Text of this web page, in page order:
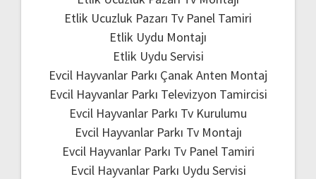
Etlik Ucuzluk Pazarı Tv Panel Tamiri
Etlik Uydu Montajı
Etlik Uydu Servisi
Evcil Hayvanlar Parkı Çanak Anten Montaj
Evcil Hayvanlar Parkı Televizyon Tamircisi
Evcil Hayvanlar Parkı Tv Kurulumu
Evcil Hayvanlar Parkı Tv Montajı
Evcil Hayvanlar Parkı Tv Panel Tamiri
Evcil Hayvanlar Parkı Uydu Servisi